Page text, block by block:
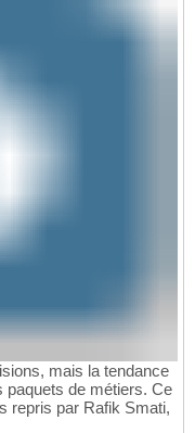
mais la tendance
paquets de métiers. Ce
repris par Rafik Smati,